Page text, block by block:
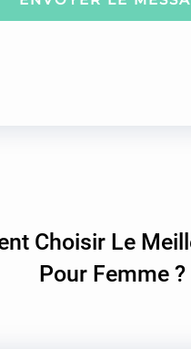
Choisir Le
Pour Femme ?